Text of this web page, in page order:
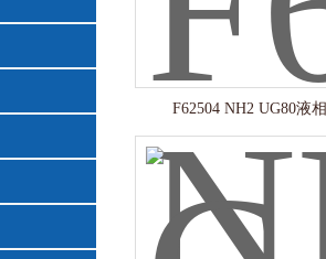
F62504 NH2 UG80液